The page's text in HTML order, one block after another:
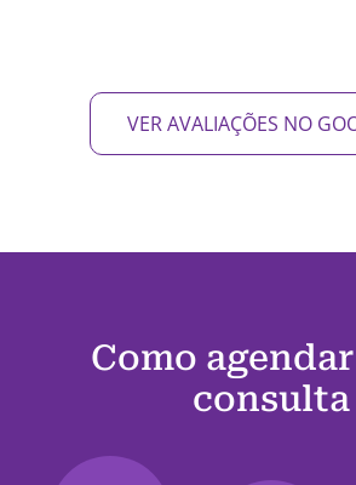
VER AVALIAÇÕES NO
Como
consulta